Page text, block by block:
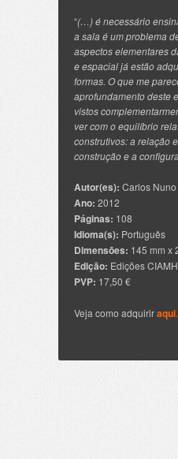
“(…) é necessário
a sala é um problema
aspectos elementares
e espacial já estão
formas. O que me
aprofundamento deste
vistos
ver com o equilíbrio
construtivos: a relação
construção e a
Autor(es): Carlos
Ano: 2012
Páginas: 108
Idioma(s): Português
Dimensões: 145 mm x
Edição: Edições CIAMH
PVP: 17,50 €
Veja como adquiriraqui.